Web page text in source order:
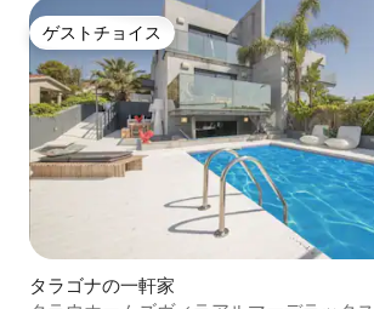
ゲストチョイス
ゲストチョイス
タラゴナの一軒家